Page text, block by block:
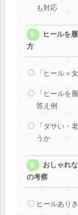
も対応
ヒールを
方
「ヒール＝
「ヒールを
答え例
「ダサい・
うか
おしゃれ
の考察
ヒールあり